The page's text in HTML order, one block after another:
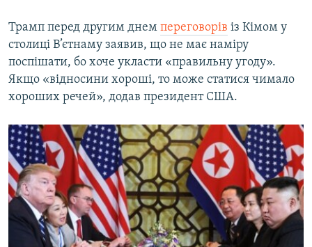
Трамп перед другим днем переговорів із Кімом у
столиці В’єтнаму заявив, що не має наміру
поспішати, бо хоче укласти «правильну угоду».
Якщо «відносини хороші, то може статися чимало
хороших речей», додав президент США.